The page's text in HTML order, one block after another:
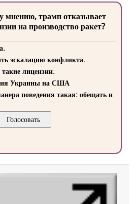
мнению, трамп отказывает
на производство ракет?
эскалацию конфликта.
лицензии.
Украины на США
поведения такая: обещать и